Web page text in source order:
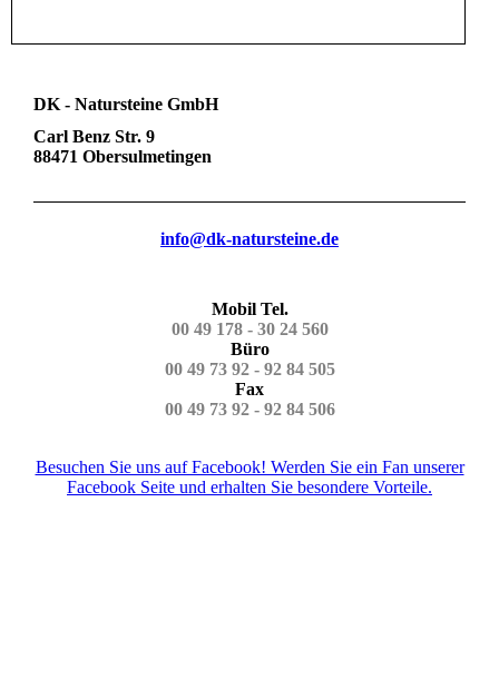
DK - Natursteine GmbH
Carl Benz Str. 9
88471 Obersulmetingen
info@dk-natursteine.de
Mobil Tel.
00 49 178 - 30 24 560
Büro
00 49 73 92 - 92 84 505
Fax
00 49 73 92 - 92 84 506
Besuchen Sie uns auf Facebook! Werden Sie ein Fan unserer
Facebook Seite und erhalten Sie besondere Vorteile.